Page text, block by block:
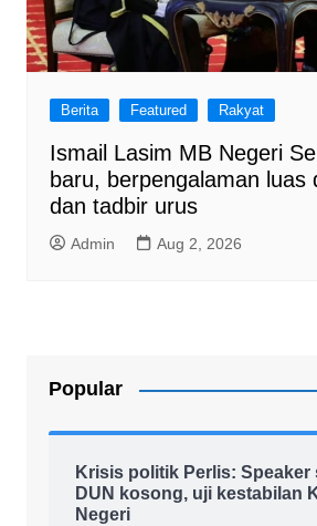
Berita Featured Rakyat
Ismail Lasim MB Negeri
baru, berpengalaman luas
dan tadbir urus
Admin Aug 2, 2026
Popular
Krisis politik Perlis: Speaker
DUN kosong, uji kestabilan
Negeri